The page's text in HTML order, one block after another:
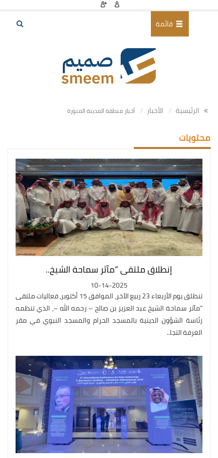
قائمة
الرئيسية الأخبار أخبار منطقة المدينة المنورة
محتويات
إنطلاق ملتقى “مآثر سماحة الشيخ..
10-14-2025
تنطلق يوم الأربعاء 23 ربيع الآخر، الموافق 15 أكتوبر، فعاليات ملتقى
“مآثر سماحة الشيخ عبد العزيز بن صالح – رحمه الله –، الذي تنظمه
رئاسة الشؤون الدينية بالمسجد الحرام والمسجد النبوي في مقر
الغرفة التجا..